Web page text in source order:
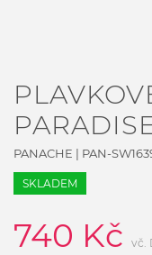
PANACHE | PAN-
SKLADEM
740 Kč vč.